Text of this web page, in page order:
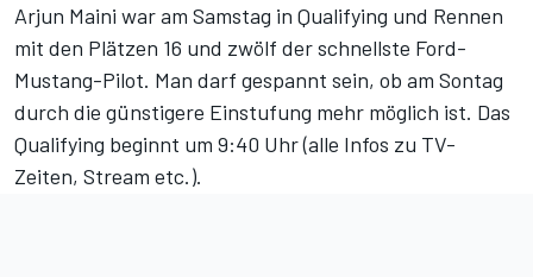
Arjun Maini war am Samstag in Qualifying und Rennen
mit den Plätzen 16 und zwölf der schnellste Ford-
Mustang-Pilot. Man darf gespannt sein, ob am Sontag
durch die günstigere Einstufung mehr möglich ist. Das
Qualifying beginnt um 9:40 Uhr (alle Infos zu TV-
Zeiten, Stream etc.).